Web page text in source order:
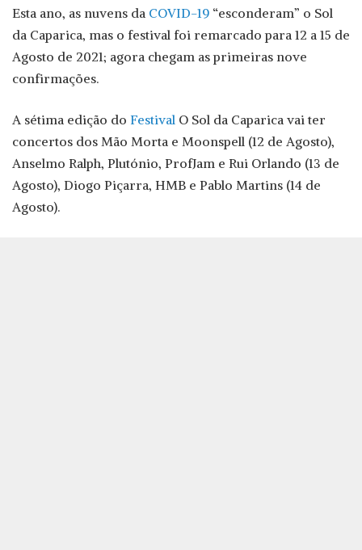
Esta ano, as nuvens da COVID-19 “esconderam” o Sol
da Caparica, mas o festival foi remarcado para 12 a 15 de
Agosto de 2021; agora chegam as primeiras nove
confirmações.
A sétima edição do Festival O Sol da Caparica vai ter
concertos dos Mão Morta e Moonspell (12 de Agosto),
Anselmo Ralph, Plutónio, ProfJam e Rui Orlando (13 de
Agosto), Diogo Piçarra, HMB e Pablo Martins (14 de
Agosto).